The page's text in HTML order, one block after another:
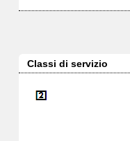
Classi di servizio